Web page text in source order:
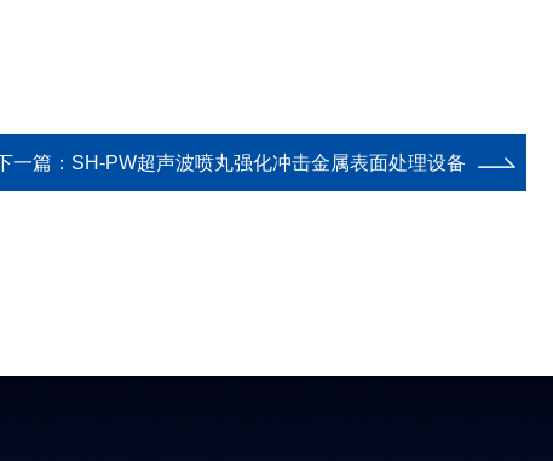
一篇： SH-PW超声波喷丸强化冲击金属表面处理设备